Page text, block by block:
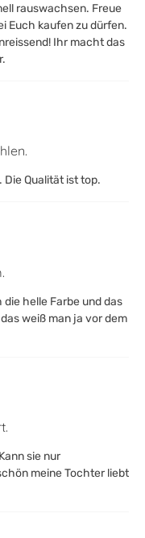
rauswachsen. Freue
Euch kaufen zu dürfen.
Ihr macht das
Qualität ist top.
helle Farbe und das
weiß man ja vor dem
sie nur
meine Tochter liebt